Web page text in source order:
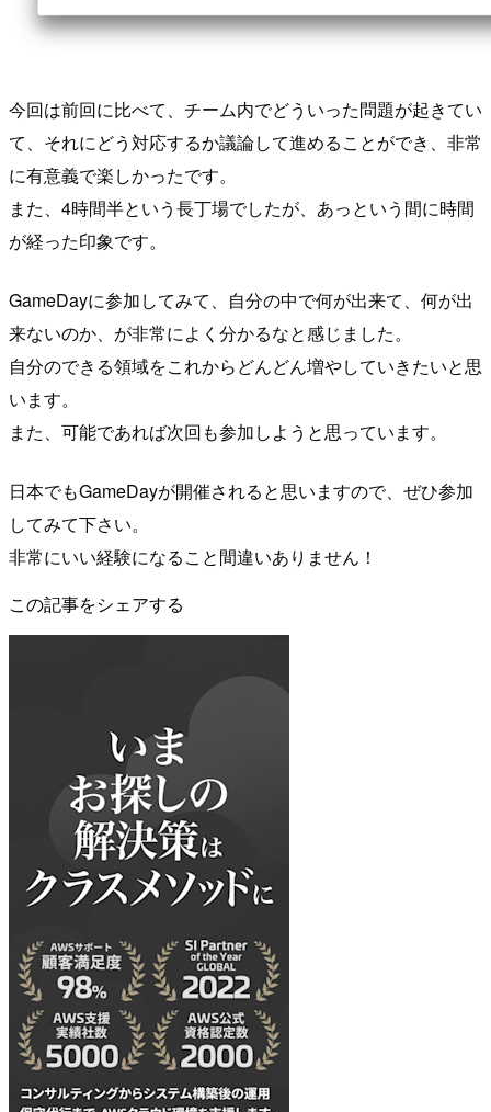
今回は前回に比べて、チーム内でどういった問題が起きてい
て、それにどう対応するか議論して進めることができ、非常
に有意義で楽しかったです。
また、4時間半という長丁場でしたが、あっという間に時間
が経った印象です。
GameDayに参加してみて、自分の中で何が出来て、何が出
来ないのか、が非常によく分かるなと感じました。
自分のできる領域をこれからどんどん増やしていきたいと思
います。
また、可能であれば次回も参加しようと思っています。
日本でもGameDayが開催されると思いますので、ぜひ参加
してみて下さい。
非常にいい経験になること間違いありません！
この記事をシェアする